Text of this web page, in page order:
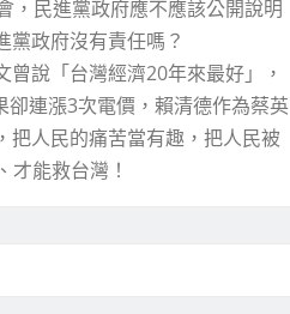
，民進黨政府應不應該公開說明
政府沒有責任嗎？
說「台灣經濟20年來最好」，
連漲3次電價，賴清德作為蔡英
把人民的痛苦當有趣，把人民被
能救台灣！